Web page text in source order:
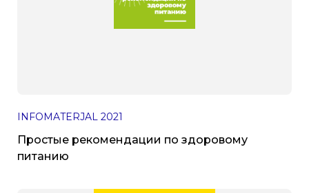
INFOMATERJAL 2021
Простые рекомендации по здоровому
питанию